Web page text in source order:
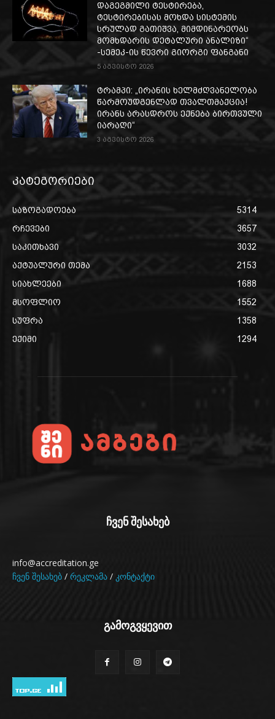
დაგეგმილი ტესტირება,
ტესტირებისას მოხდა სისტემის
სრულად გათიშვა, მიმდინარეობს
მომხდარის დეტალური ანალიზი“
-სემეკ-ის წევრი გიორგი ფანგანი
5 აგვისტო 2026
ტრამპი: „ირანის ხელმძღვანელობა
წარმოუდგენლად თვალთმაქცია!
ირანს არასდროს ექნება ბირთვული
იარაღი“
3 აგვისტო 2026
კატეგორიები
საზოგადოება
5314
რჩევები
3657
საკითხავი
3032
აქტუალური თემა
2153
სიახლეები
1688
მსოფლიო
1552
სუფრა
1358
ექიმი
1294
ჩვენ შესახებ
info@accreditation.ge
ჩვენ შესახებ / რეკლამა / კონტაქტი
გამოგვყევით